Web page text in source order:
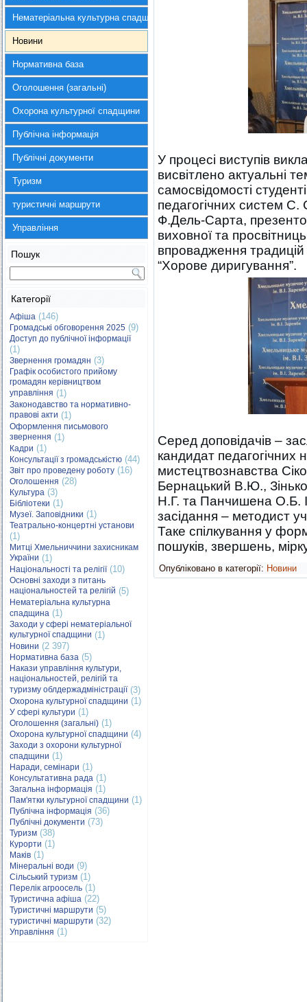
Нематеріальна культурна спадщина
Новини
Нормативна база
Оголошення (загальні)
Охорона культурної спадщини
Публічна інформація
Публічні документи
Туризм
туристичні маршрути
Управління
Пошук
Категорії
Афіша (146)
Громадські обговорення 2025 (9)
Доступ до публічної інформації
(1)
Звернення громадян (3)
Графік особистого прийому
громадян керівництвом
управління (1)
Законодавство та нормативно-
правові акти (1)
Оформлення письмового
звернення (1)
Кадри (1)
Консультації з громадськістю (44)
Звіт про проведену роботу (16)
Оголошення (28)
Культура (3)
Бібліотеки (1)
Музеї. Заповідники (1)
Театрально-концертні установи
(1)
Митці Хмельниччини захисникам
України (1)
Національності та релігії(10)
Основні заходи з питань
національностей та релігій (5)
Нематеріальна культурна
спадщина (1)
Заходи у сфері нематеріальної
культурної спадщини (1)
Новини (2 397)
Нормативна база (5)
Накази управління культури,
національностей, релігій та
туризму облдержадміністрації(3)
Охорона культурної спадщини (1)
У сфері культури (1)
Оголошення (загальні) (1)
Охорона культурної спадщини (4)
Заходи з охорони культурної
спадщини (1)
Наради, семінари (1)
Консультативна рада (1)
Загальна інформація (1)
Пам'ятки культурної спадщини (1)
Публічна інформація (36)
Публічні документи (73)
Туризм (38)
Курорти (1)
Маків (1)
Мінеральні води (9)
Сільський туризм (1)
Перелік агроосель (1)
Туристична афіша (22)
Туристичні маршрути (5)
туристичні маршрути (32)
Управління (1)
У процесі виступів
висвітлено актуальні
самосвідомості
педагогічних систем
Ф.Дель-Сарта,
виховної та
впровадження традицій
“Хорове диригування”.
Серед доповідачів –
кандидат
мистецтвознавства
Бернацький В.Ю.,
Н.Г. та Панчишена О.Б.
засідання – методист
Таке спілкування у
пошуків, звершень,
Опубліковано в категорії: Новини